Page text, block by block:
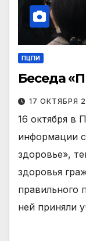
ПЦПИ
Беседа
17 ОКТЯБРЯ
16 октября в
информации
здоровье»,
здоровья
правильного
ней приняли